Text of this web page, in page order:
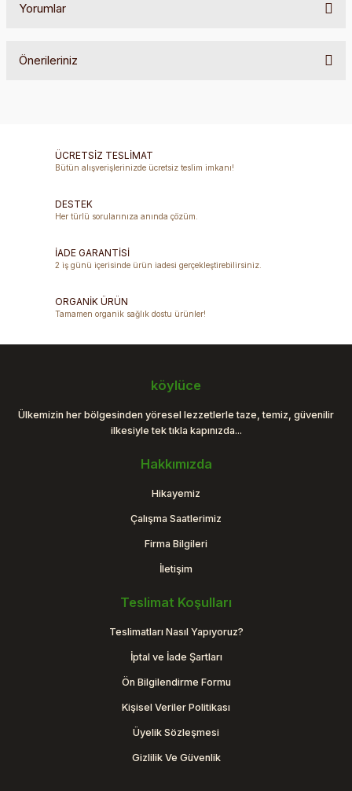
Yorumlar
Önerileriniz
Ürün açıklamasında eksik bilgiler bulunuyor.
Ürün fiyatı diğer sitelerden daha pahalı.
Bu ürüne benzer farklı alternatifler olmalı.
ÜCRETSİZ TESLİMAT
Bütün alışverişlerinizde ücretsiz teslim imkanı!
DESTEK
Her türlü sorularınıza anında çözüm.
İADE GARANTİSİ
2 iş günü içerisinde ürün iadesi gerçekleştirebilirsiniz.
ORGANİK ÜRÜN
Tamamen organik sağlık dostu ürünler!
köylüce
Ülkemizin her bölgesinden yöresel lezzetlerle taze, temiz, güvenilir
ilkesiyle tek tıkla kapınızda...
Hakkımızda
Hikayemiz
Çalışma Saatlerimiz
Firma Bilgileri
İletişim
Teslimat Koşulları
Teslimatları Nasıl Yapıyoruz?
İptal ve İade Şartları
Ön Bilgilendirme Formu
Kişisel Veriler Politikası
Üyelik Sözleşmesi
Gizlilik Ve Güvenlik